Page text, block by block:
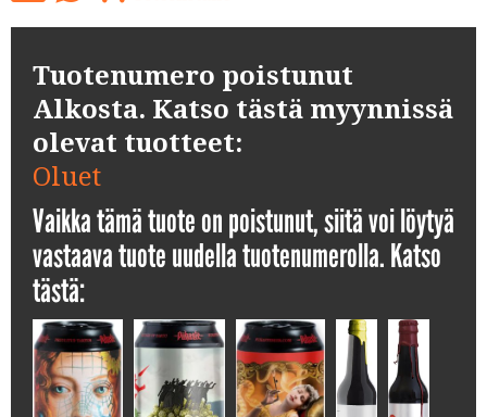
Tuotenumero poistunut
Alkosta. Katso tästä myynnissä
olevat tuotteet:
Oluet
Vaikka tämä tuote on poistunut, siitä voi löytyä
vastaava tuote uudella tuotenumerolla. Katso
tästä: